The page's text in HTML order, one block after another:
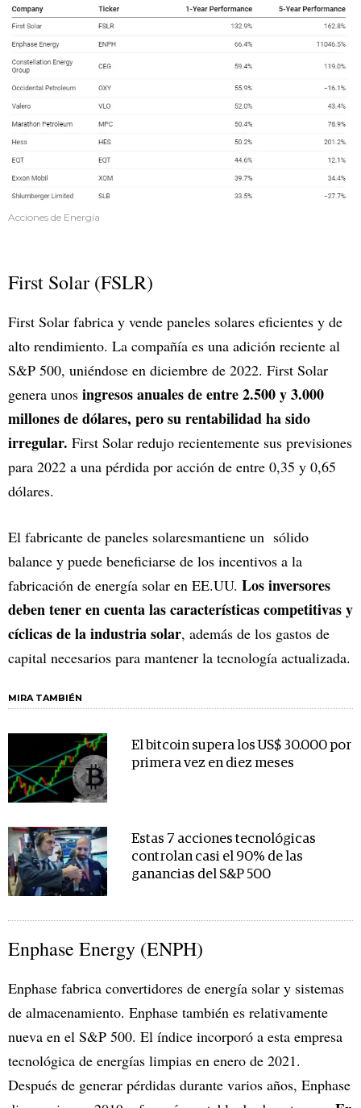
Acciones de Energía
First Solar (FSLR)
First Solar fabrica y vende paneles solares eficientes y de
alto rendimiento. La compañía es una adición reciente al
S&P 500, uniéndose en diciembre de 2022. First Solar
genera unos ingresos anuales de entre 2.500 y 3.000
millones de dólares, pero su rentabilidad ha sido
irregular. First Solar redujo recientemente sus previsiones
para 2022 a una pérdida por acción de entre 0,35 y 0,65
dólares.
El fabricante de paneles solaresmantiene un sólido
balance y puede beneficiarse de los incentivos a la
fabricación de energía solar en EE.UU. Los inversores
deben tener en cuenta las características competitivas y
cíclicas de la industria solar, además de los gastos de
capital necesarios para mantener la tecnología actualizada.
MIRA TAMBIÉN
El bitcoin supera los US$ 30.000 por
primera vez en diez meses
Estas 7 acciones tecnológicas
controlan casi el 90% de las
ganancias del S&P 500
Enphase Energy (ENPH)
Enphase fabrica convertidores de energía solar y sistemas
de almacenamiento. Enphase también es relativamente
nueva en el S&P 500. El índice incorporó a esta empresa
tecnológica de energías limpias en enero de 2021.
Después de generar pérdidas durante varios años, Enphase